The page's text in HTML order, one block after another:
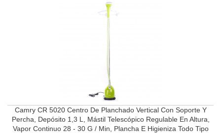
Camry CR 5020 Centro De Planchado Vertical Con Soporte Y
Percha, Depósito 1,3 L, Mástil Telescópico Regulable En Altura,
Vapor Continuo 28 - 30 G / Min, Plancha E Higieniza Todo Tipo